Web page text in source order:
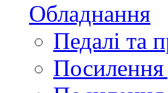
Обладнання
Педалі та
Посилення